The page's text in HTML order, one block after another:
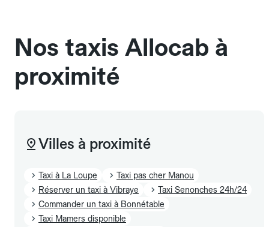
Nos taxis Allocab à
proximité
Villes à proximité
Taxi à La Loupe
Taxi pas cher Manou
Réserver un taxi à Vibraye
Taxi Senonches 24h/24
Commander un taxi à Bonnétable
Taxi Mamers disponible